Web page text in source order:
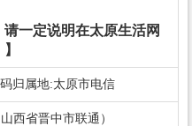
请一定说明在太原生活网
归属地:太原市电信
西省晋中市联通）